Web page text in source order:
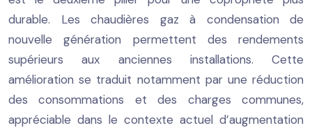
durable. Les chaudières gaz à condensation de
nouvelle génération permettent des rendements
supérieurs aux anciennes installations. Cette
amélioration se traduit notamment par une réduction
des consommations et des charges communes,
appréciable dans le contexte actuel d’augmentation